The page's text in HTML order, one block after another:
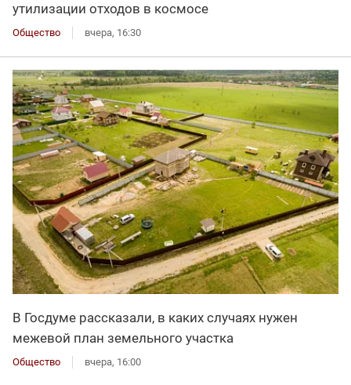
утилизации отходов в космосе
Общество вчера, 16:30
В Госдуме рассказали, в каких случаях нужен
межевой план земельного участка
Общество вчера, 16:00